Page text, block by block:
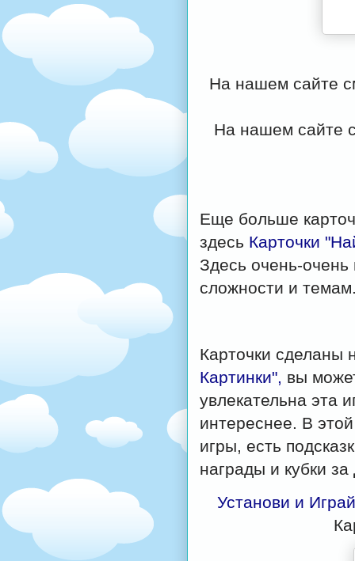
На нашем сайте
На нашем сайте
Еще больше
здесь Карточки
Здесь очень-
сложности и
Карточки сделаны
Картинки", вы
увлекательна эта
интереснее. В
игры, есть
награды и кубки
Установи и Играй